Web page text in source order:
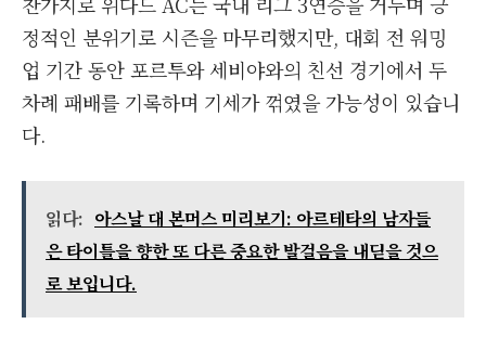
정적인 분위기로 시즌을 마무리했지만, 대회 전 워밍
업 기간 동안 포르투와 세비야와의 친선 경기에서 두
차례 패배를 기록하며 기세가 꺾였을 가능성이 있습니
다.
읽다: 아스날 대 본머스 미리보기: 아르테타의 남자들
은 타이틀을 향한 또 다른 중요한 발걸음을 내딛을 것으
로 보입니다.